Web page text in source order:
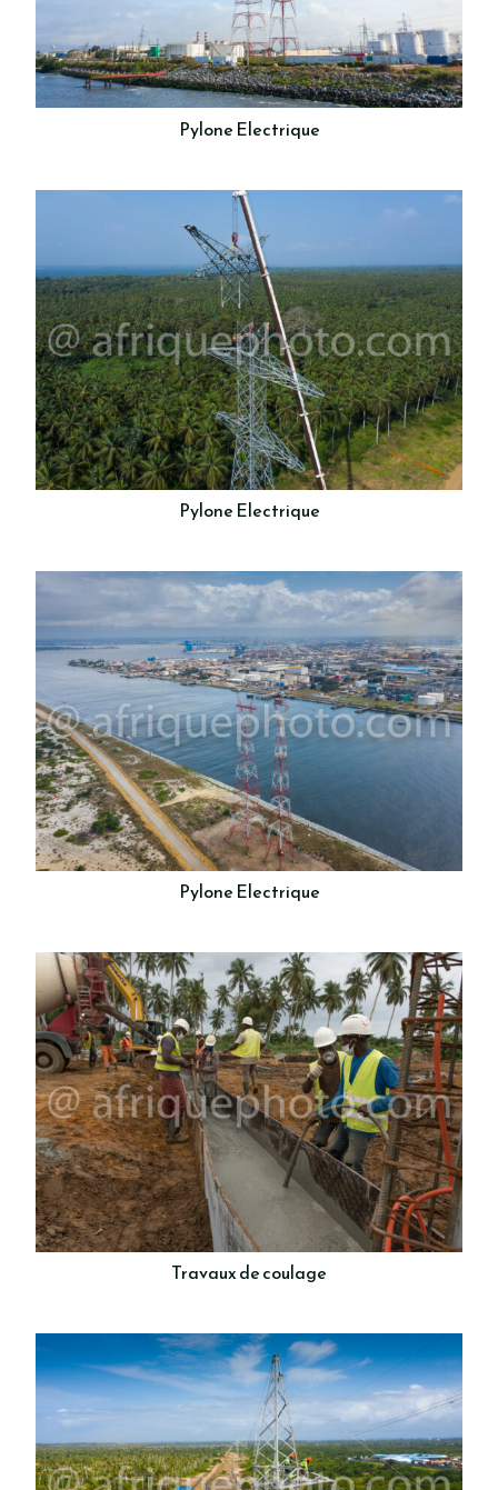
Pylone Electrique
Pylone Electrique
Pylone Electrique
Travaux de coulage